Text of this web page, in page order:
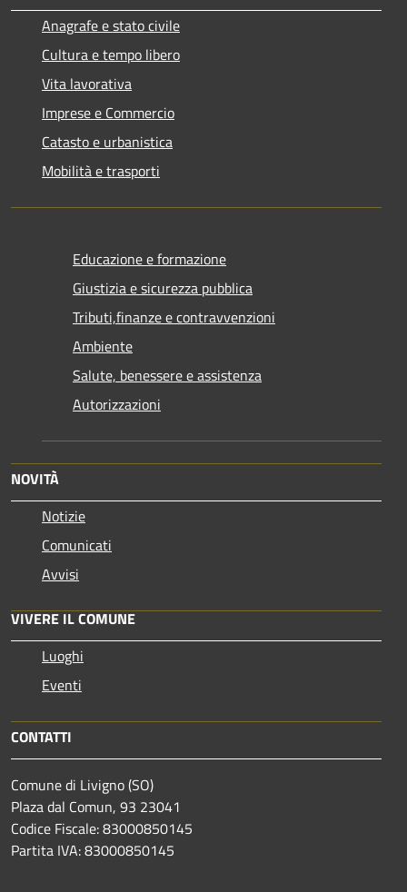
Anagrafe e stato civile
Cultura e tempo libero
Vita lavorativa
Imprese e Commercio
Catasto e urbanistica
Mobilità e trasporti
Educazione e formazione
Giustizia e sicurezza pubblica
Tributi,finanze e contravvenzioni
Ambiente
Salute, benessere e assistenza
Autorizzazioni
NOVITÀ
Notizie
Comunicati
Avvisi
VIVERE IL COMUNE
Luoghi
Eventi
CONTATTI
Comune di Livigno (SO)
Plaza dal Comun, 93 23041
Codice Fiscale: 83000850145
Partita IVA: 83000850145